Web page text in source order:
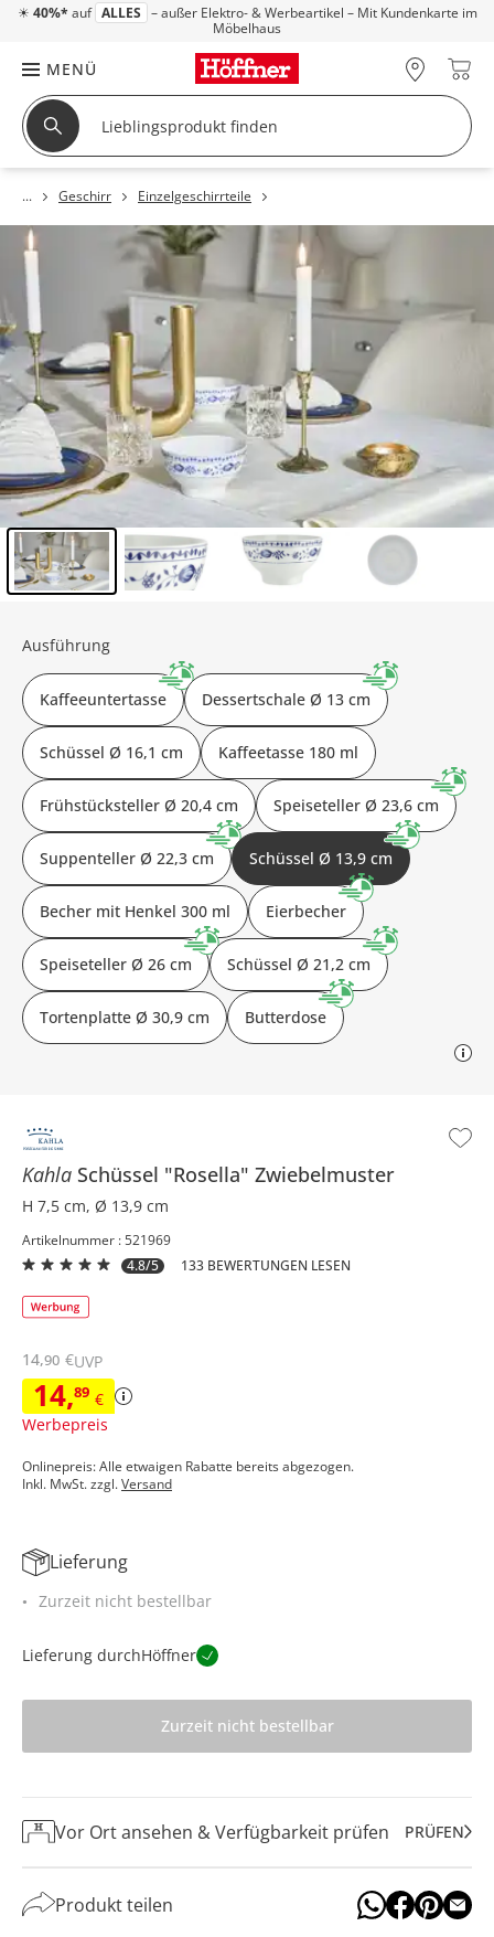
☀ 40%* auf ALLES – außer Elektro- & Werbeartikel – Mit Kundenkarte im
Möbelhaus
MENÜ
Geschirr Einzelgeschirrteile
Kahla Schüssel "Rosella" Zwiebelmuster
H 7,5 cm, Ø 13,9 cm
Artikelnummer : 521969
4.8/5
133 BEWERTUNGEN LESEN
14,89 €
Werbepreis
14,90 €UVP
Onlinepreis: Alle etwaigen Rabatte bereits abgezogen.
Inkl. MwSt. zzgl.Versand
Ausführung
Kaffeeuntertasse Dessertschale Ø 13 cm
Schüssel Ø 16,1 cm Kaffeetasse 180 ml
Frühstücksteller Ø 20,4 cm Speiseteller Ø 23,6 cm
Suppenteller Ø 22,3 cm Schüssel Ø 13,9 cm
Becher mit Henkel 300 ml Eierbecher
Speiseteller Ø 26 cm Schüssel Ø 21,2 cm
Tortenplatte Ø 30,9 cm Butterdose
Lieferung
Zurzeit nicht bestellbar
Lieferung durchHöffner
Zurzeit nicht bestellbar
Vor Ort ansehen & Verfügbarkeit prüfen PRÜFEN
Produkt teilen